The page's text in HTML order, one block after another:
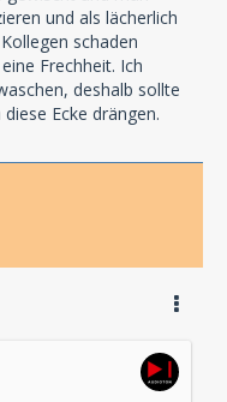
und als lächerlich
schaden
Frechheit. Ich
deshalb sollte
Ecke drängen.